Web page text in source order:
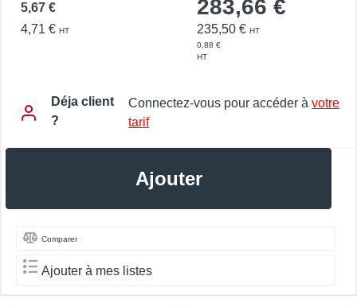
5,67 €
4,71 € HT
283,66 €
235,50 € HT
0,88 €
HT
Déja client
?
Connectez-vous pour accéder àvotre
tarif
Ajouter
Comparer
Ajouter à mes listes